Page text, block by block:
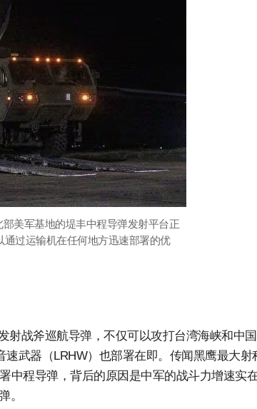
美军基地的堤丰中程导弹发射平台正
过运输机在任何地方迅速部署的优
射战斧巡航导弹，不仅可以攻打台湾海峡和中
武器（LRHW）也部署在即。传闻黑鹰最大射
中程导弹，背后的原因是中军的战斗力增速实
。